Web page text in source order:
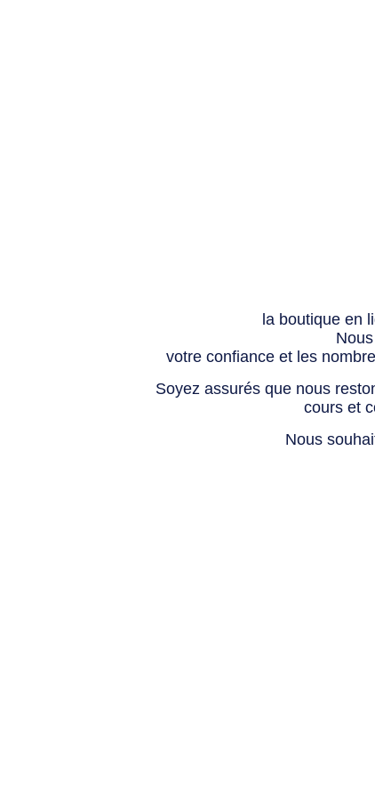
la boutique en
votre confiance et les
Soyez assurés que nous
cours et
Nous